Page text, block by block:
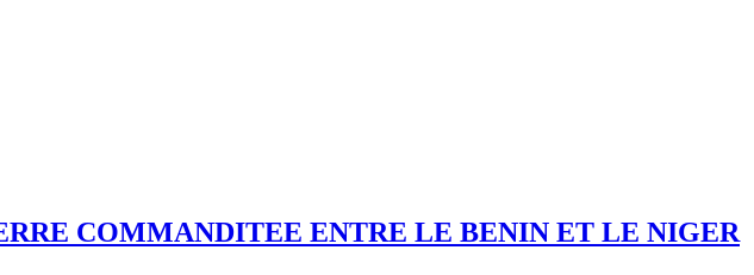
COMMANDITEE ENTRE LE BENIN ET LE NIGER